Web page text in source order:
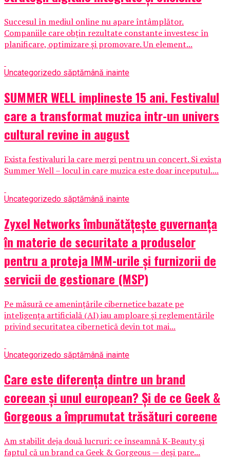
Succesul în mediul online nu apare întâmplător.
Companiile care obțin rezultate constante investesc în
planificare, optimizare și promovare. Un element...
Uncategorizedo săptămână inainte
SUMMER WELL implineste 15 ani. Festivalul
care a transformat muzica intr-un univers
cultural revine in august
Exista festivaluri la care mergi pentru un concert. Si exista
Summer Well – locul in care muzica este doar inceputul....
Uncategorizedo săptămână inainte
Zyxel Networks îmbunătățește guvernanța
în materie de securitate a produselor
pentru a proteja IMM-urile și furnizorii de
servicii de gestionare (MSP)
Pe măsură ce amenințările cibernetice bazate pe
inteligența artificială (AI) iau amploare și reglementările
privind securitatea cibernetică devin tot mai...
Uncategorizedo săptămână inainte
Care este diferența dintre un brand
coreean și unul european? Și de ce Geek &
Gorgeous a împrumutat trăsături coreene
Am stabilit deja două lucruri: ce înseamnă K-Beauty și
faptul că un brand ca Geek & Gorgeous — deși pare...